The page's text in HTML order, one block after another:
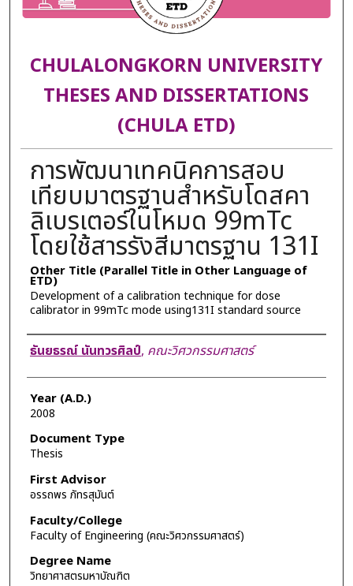
CHULALONGKORN UNIVERSITY
THESES AND DISSERTATIONS
(CHULA ETD)
การพัฒนาเทคนิคการสอบ
เทียบมาตรฐานสำหรับโดสคา
ลิเบรเตอร์ในโหมด 99mTc
โดยใช้สารรังสีมาตรฐาน 131I
Other Title (Parallel Title in Other Language of
ETD)
Development of a calibration technique for dose
calibrator in 99mTc mode using131I standard source
Author
ธันยธรณ์ นันทวรศิลป์, คณะวิศวกรรมศาสตร์
Year (A.D.)
2008
Document Type
Thesis
First Advisor
อรรถพร ภัทรสุมันต์
Faculty/College
Faculty of Engineering (คณะวิศวกรรมศาสตร์)
Degree Name
วิทยาศาสตรมหาบัณฑิต